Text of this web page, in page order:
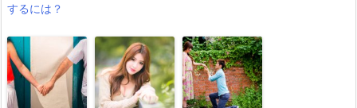
するには？